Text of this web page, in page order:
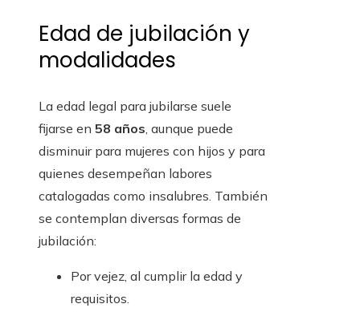
Edad de jubilación y
modalidades
La edad legal para jubilarse suele
fijarse en 58 años, aunque puede
disminuir para mujeres con hijos y para
quienes desempeñan labores
catalogadas como insalubres. También
se contemplan diversas formas de
jubilación:
Por vejez, al cumplir la edad y
requisitos.